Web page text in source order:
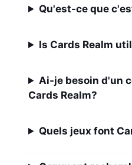
Qu'est-ce que
Is Cards Realm
Ai-je besoin d'un
Cards Realm?
Quels jeux font